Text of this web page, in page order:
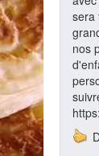
sera
nos